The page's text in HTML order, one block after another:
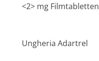
<2> mg Filmtabletten
Ungheria Adartrel